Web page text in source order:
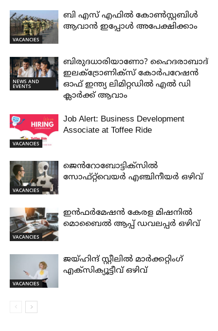
VACANCIES
ബി എസ് എഫിൽ കോൺസ്റ്റബിൾ
ആവാൻ ഇപ്പോൾ അപേക്ഷിക്കാം
NEWS AND
EVENTS
ബിരുദധാരിയാണോ? ഹൈദരാബാദ്
ഇലക്ട്രോണിക്സ് കോർപറേഷൻ
ഓഫ് ഇന്ത്യ ലിമിറ്റഡിൽ എൽ ഡി
ക്ലാർക്ക് ആവാം
VACANCIES
Job Alert: Business Development
Associate at Toffee Ride
VACANCIES
ജെൻറോബോട്ടിക്സിൽ
സോഫ്റ്റ്‌വെയർ എഞ്ചിനീയർ ഒഴിവ്
VACANCIES
ഇൻഫർമേഷൻ കേരള മിഷനിൽ
മൊബൈൽ ആപ്പ് ഡവലപ്പർ ഒഴിവ്
VACANCIES
ജയ്‌ഹിന്ദ്‌ സ്റ്റീലിൽ മാർക്കറ്റിംഗ്
എക്സിക്യൂട്ടീവ് ഒഴിവ്